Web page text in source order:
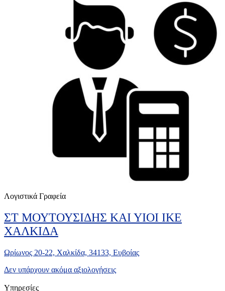
Λογιστικά Γραφεία
ΣΤ ΜΟΥΤΟΥΣΙΔΗΣ ΚΑΙ ΥΙΟΙ ΙΚΕ
ΧΑΛΚΙΔΑ
Ωρίωνος 20-22, Χαλκίδα, 34133, Ευβοίας
Δεν υπάρχουν ακόμα αξιολογήσεις
Υπηρεσίες